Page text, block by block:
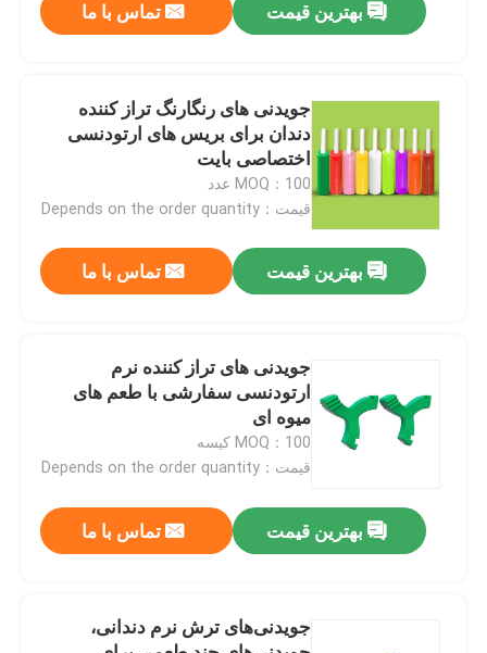
بهترین قیمت تماس با ما
جویدنی های رنگارنگ تراز کننده
دندان برای بریس های ارتودنسی
اختصاصی بایت
MOQ：100 عدد
قیمت：Depends on the order quantity
بهترین قیمت تماس با ما
جویدنی های تراز کننده نرم
ارتودنسی سفارشی با طعم های
میوه ای
MOQ：100 کیسه
قیمت：Depends on the order quantity
بهترین قیمت تماس با ما
جویدنی‌های ترش نرم دندانی،